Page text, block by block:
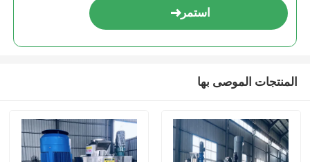
استمر
المنتجات الموصى بها